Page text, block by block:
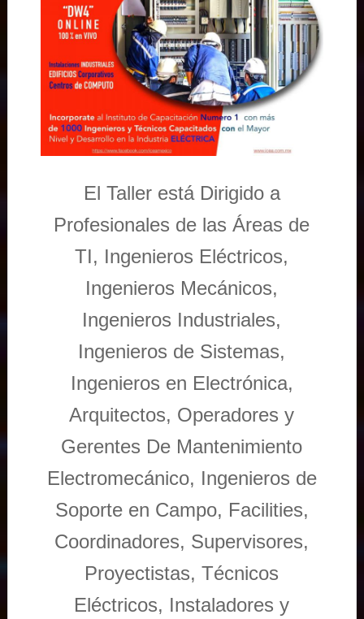
El Taller está Dirigido a
Profesionales de las Áreas de
TI, Ingenieros Eléctricos,
Ingenieros Mecánicos,
Ingenieros Industriales,
Ingenieros de Sistemas,
Ingenieros en Electrónica,
Arquitectos, Operadores y
Gerentes De Mantenimiento
Electromecánico, Ingenieros de
Soporte en Campo, Facilities,
Coordinadores, Supervisores,
Proyectistas, Técnicos
Eléctricos, Instaladores y